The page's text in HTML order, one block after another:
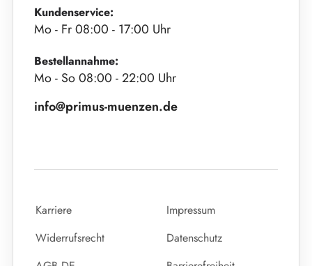
Kundenservice:
Mo - Fr 08:00 - 17:00 Uhr
Bestellannahme:
Mo - So 08:00 - 22:00 Uhr
info@primus-muenzen.de
Karriere
Impressum
Widerrufsrecht
Datenschutz